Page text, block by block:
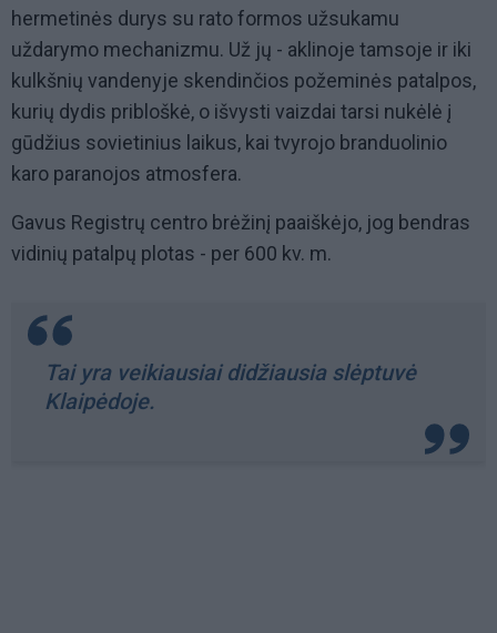
hermetinės durys su rato formos užsukamu
uždarymo mechanizmu. Už jų - aklinoje tamsoje ir iki
kulkšnių vandenyje skendinčios požeminės patalpos,
kurių dydis pribloškė, o išvysti vaizdai tarsi nukėlė į
gūdžius sovietinius laikus, kai tvyrojo branduolinio
karo paranojos atmosfera.
Gavus Registrų centro brėžinį paaiškėjo, jog bendras
vidinių patalpų plotas - per 600 kv. m.
Tai yra veikiausiai didžiausia slėptuvė
Klaipėdoje.